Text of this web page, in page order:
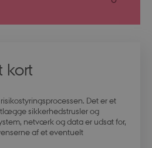
kort
Det er et
sikkerhedstrusler og
netværk og data er udsat for,
af et eventuelt